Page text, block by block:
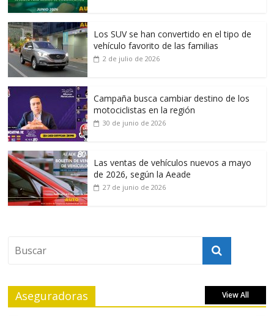
Los SUV se han convertido en el tipo de
vehículo favorito de las familias
2 de julio de 2026
Campaña busca cambiar destino de los
motociclistas en la región
30 de junio de 2026
Las ventas de vehículos nuevos a mayo
de 2026, según la Aeade
27 de junio de 2026
Aseguradoras View All